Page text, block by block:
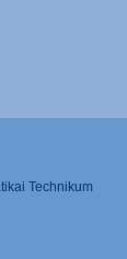
Technikum